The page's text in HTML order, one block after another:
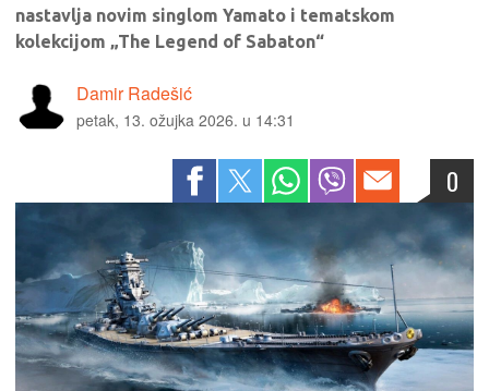
nastavlja novim singlom Yamato i tematskom
kolekcijom „The Legend of Sabaton“
Damir Radešić
petak, 13. ožujka 2026. u 14:31
0